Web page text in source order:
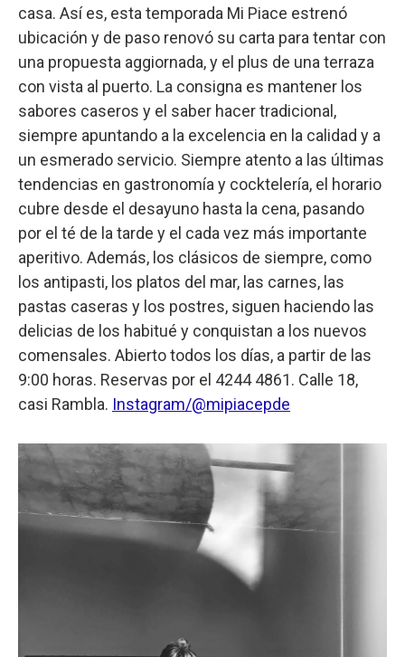
casa. Así es, esta temporada Mi Piace estrenó
ubicación y de paso renovó su carta para tentar con
una propuesta aggiornada, y el plus de una terraza
con vista al puerto. La consigna es mantener los
sabores caseros y el saber hacer tradicional,
siempre apuntando a la excelencia en la calidad y a
un esmerado servicio. Siempre atento a las últimas
tendencias en gastronomía y cocktelería, el horario
cubre desde el desayuno hasta la cena, pasando
por el té de la tarde y el cada vez más importante
aperitivo. Además, los clásicos de siempre, como
los antipasti, los platos del mar, las carnes, las
pastas caseras y los postres, siguen haciendo las
delicias de los habitué y conquistan a los nuevos
comensales. Abierto todos los días, a partir de las
9:00 horas. Reservas por el 4244 4861. Calle 18,
casi Rambla. Instagram/@mipiacepde